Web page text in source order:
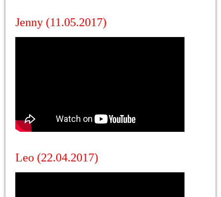
Jenny (11.05.2017)
Leo (22.04.2017)